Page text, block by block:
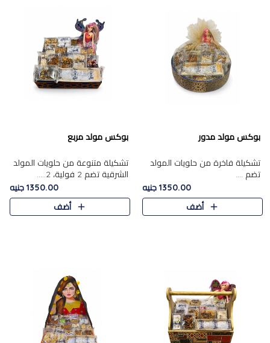
بوكس مولد مدور
تشكيلة فاخرة من حلويات المولد
تضم ....
1350.00 جنيه
أضف
بوكس مولد مربع
تشكيلة متنوعة من حلويات المولد
الشرقية تضم 2 فولية، 2.....
1350.00 جنيه
أضف